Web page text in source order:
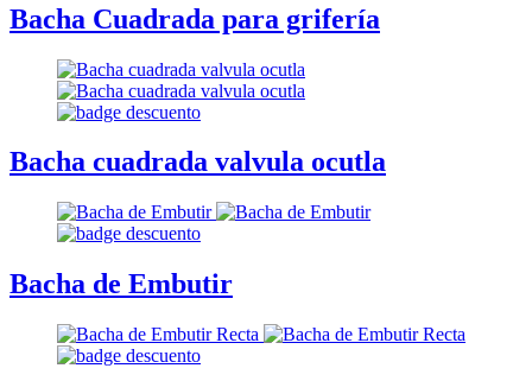
Bacha Cuadrada para grifería
Bacha cuadrada valvula ocutla
Bacha de Embutir